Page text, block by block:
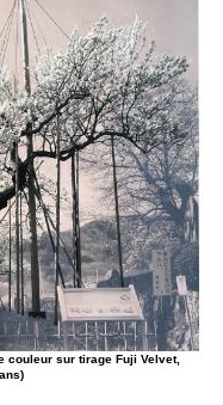
couleur sur tirage Fuji Velvet,